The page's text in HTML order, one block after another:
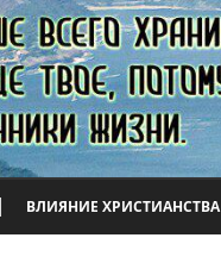
ВЛИЯНИЕ ХРИСТИАНСТВА